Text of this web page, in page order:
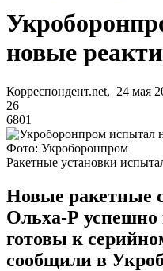
новые
Корреспондент.net, 24 мая
26
6801
Фото: Укроборонпром
Ракетные установки
Новые ракетные
Ольха-Р
готовы к
сообщили в